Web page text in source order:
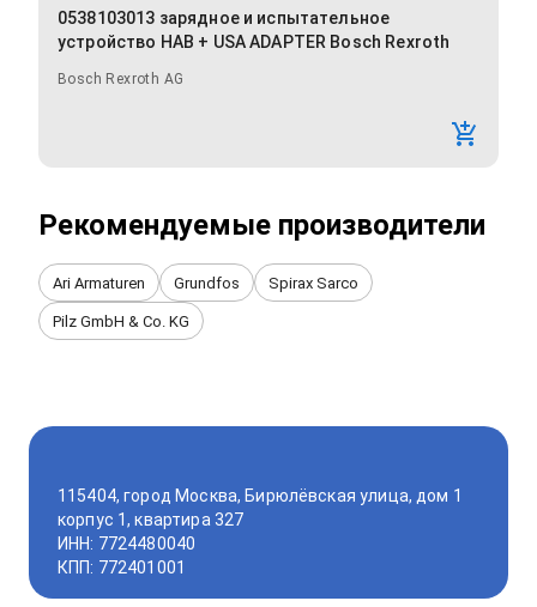
0538103013 зарядное и испытательное
устройство HAB + USA ADAPTER Bosch Rexroth
Bosch Rexroth AG
Рекомендуемые производители
Ari Armaturen Grundfos Spirax Sarco
Pilz GmbH & Co. KG
115404, город Москва, Бирюлёвская улица, дом 1
корпус 1, квартира 327
ИНН: 7724480040
КПП: 772401001